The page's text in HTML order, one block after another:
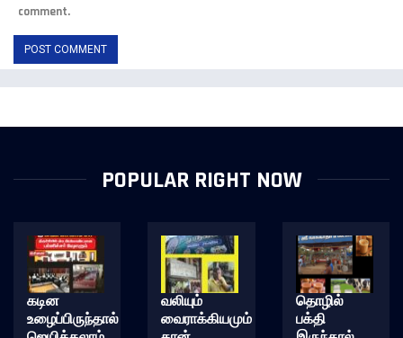
comment.
POPULAR RIGHT NOW
கடின
உழைப்பிருந்தால்
வலியும்
வைராக்கியமும்
தொழில்
பக்தி